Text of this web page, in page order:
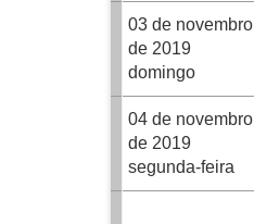
03 de novembro
de 2019
domingo
04 de novembro
de 2019
segunda-feira